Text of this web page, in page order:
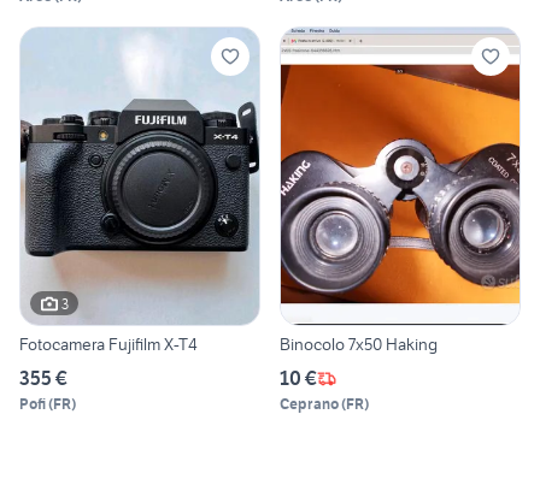
3
Fotocamera Fujifilm X-T4
355 €
Pofi(FR)
Binocolo 7x50 Haking
10 €
Ceprano(FR)